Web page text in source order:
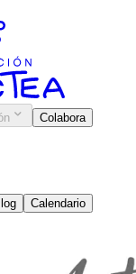
Colabora
Calendario